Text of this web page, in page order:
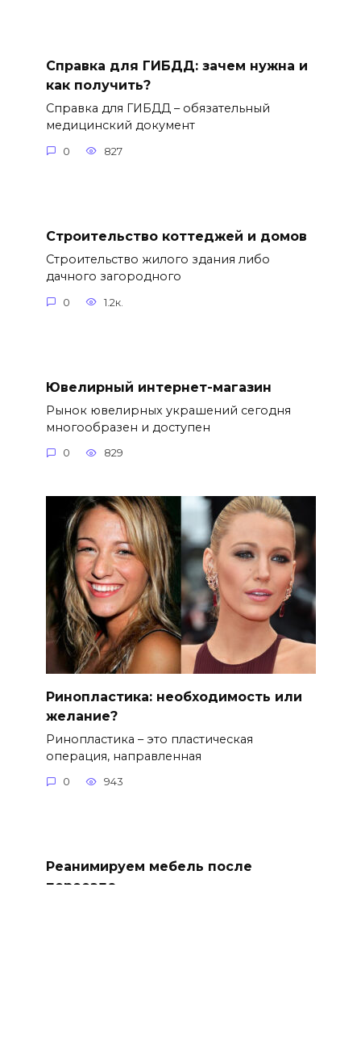
Справка для ГИБДД: зачем нужна и
как получить?
Справка для ГИБДД – обязательный
медицинский документ
0 827
Строительство коттеджей и домов
Строительство жилого здания либо
дачного загородного
0 1.2к.
Ювелирный интернет-магазин
Рынок ювелирных украшений сегодня
многообразен и доступен
0 829
Ринопластика: необходимость или
желание?
Ринопластика – это пластическая
операция, направленная
0 943
Реанимируем мебель после
переезда